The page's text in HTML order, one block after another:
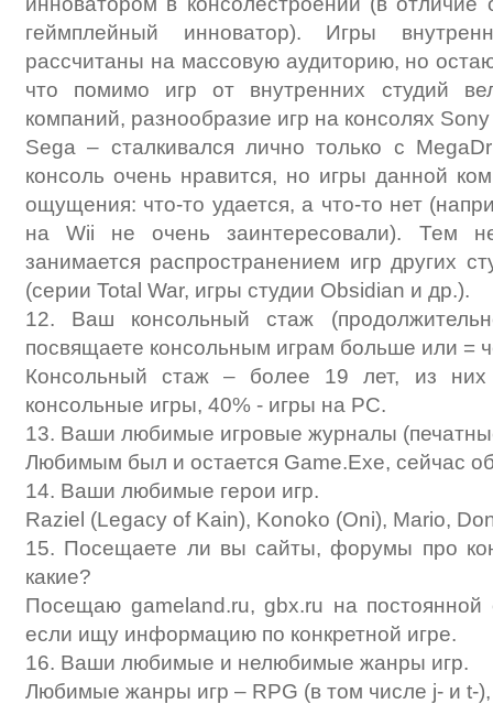
геймплейный инноватор). Игры
рассчитаны на массовую аудиторию, но
что помимо игр от внутренних студий
компаний, разнообразие игр на консолях
Sega – сталкивался лично только с
консоль очень нравится, но игры данной
ощущения: что-то удается, а что-то нет
на Wii не очень заинтересовали). Тем
занимается распространением игр других
(серии Total War, игры студии Obsidian и др.).
12. Ваш консольный стаж
посвящаете консольным играм больше или =
Консольный стаж – более 19 лет, из
консольные игры, 40% - игры на PC.
13. Ваши любимые игровые журналы
Любимым был и остается Game.Exe, сейчас
14. Ваши любимые герои игр.
Raziel (Legacy of Kain), Konoko (Oni), Mario,
15. Посещаете ли вы сайты, форумы про
какие?
Посещаю gameland.ru, gbx.ru на постоянной
если ищу информацию по конкретной игре.
16. Ваши любимые и нелюбимые жанры игр.
Любимые жанры игр – RPG (в том числе j- и t-